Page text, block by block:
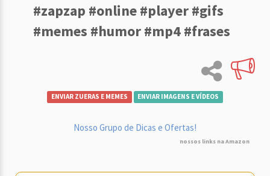
#zapzap #online #player #gifs
#memes #humor #mp4 #frases
ENVIAR ZUERAS E MEMES ENVIAR IMAGENS E VÍDEOS
Nosso Grupo de Dicas e Ofertas!
nossos links na Amazon